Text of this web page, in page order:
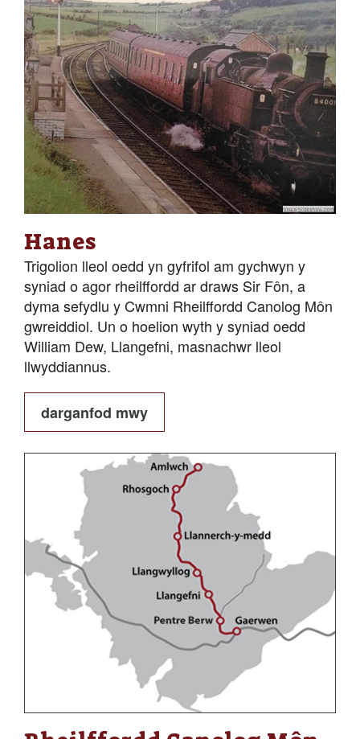
Hanes
Trigolion lleol oedd yn gyfrifol am gychwyn y
syniad o agor rheilffordd ar draws Sir Fôn, a
dyma sefydlu y Cwmni Rheilffordd Canolog Môn
gwreiddiol. Un o hoelion wyth y syniad oedd
William Dew, Llangefni, masnachwr lleol
llwyddiannus.
darganfod mwy